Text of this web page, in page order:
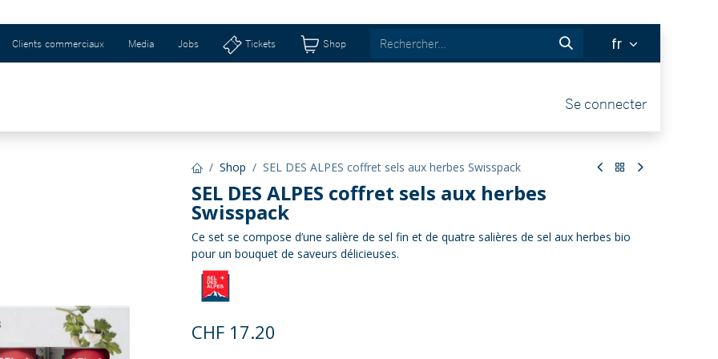
Clients commerciaux Media Jobs Tickets Shop fr
Se connecter
Shop SEL DES ALPES coffret sels aux herbes Swisspack
SEL DES ALPES coffret sels aux herbes
Swisspack
Ce set se compose d’une salière de sel fin et de quatre salières de sel aux herbes bio
pour un bouquet de saveurs délicieuses.
CHF 17.20